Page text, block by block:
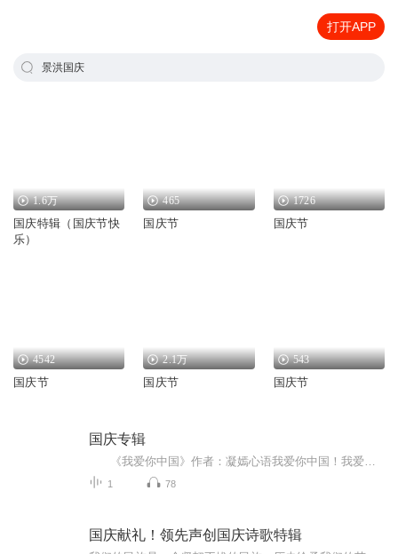
打开APP
景洪国庆
1.6万
国庆特辑（国庆节快
乐）
465
国庆节
1726
国庆节
4542
国庆节
2.1万
国庆节
543
国庆节
国庆专辑
1 78
国庆献礼！领先声创国庆诗歌特辑